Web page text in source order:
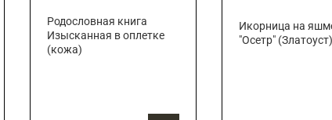
Родословная книга
Изысканная в оплетке
(кожа)
Икорница на
"Осетр" (Златоуст)